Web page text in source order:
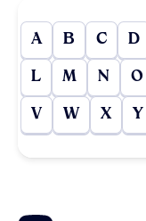
A B C D
L M N O
V W X Y